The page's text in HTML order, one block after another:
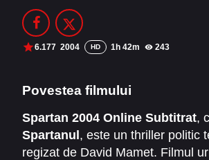
Filme Online 2014
Filme Online 2012 Filme
DMCA
SERIALE ONLINE
6.177 2004 HD 1h 42m 243
Povestea filmului
Spartan 2004 Online Subtitrat,
Spartanul, este un thriller politic
regizat de David Mamet. Filmul